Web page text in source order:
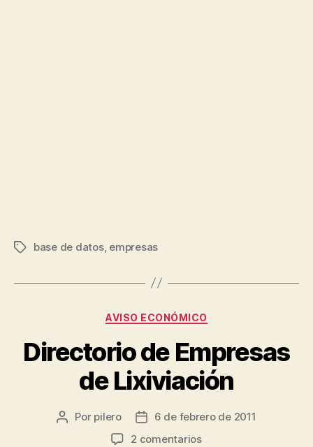
Etiquetasbase de datos, empresas
Categorías
AVISO ECONÓMICO
Directorio de Empresas
de Lixiviación
Autor
Por pilero
Fecha6 de febrero de 2011
2 comentariosen